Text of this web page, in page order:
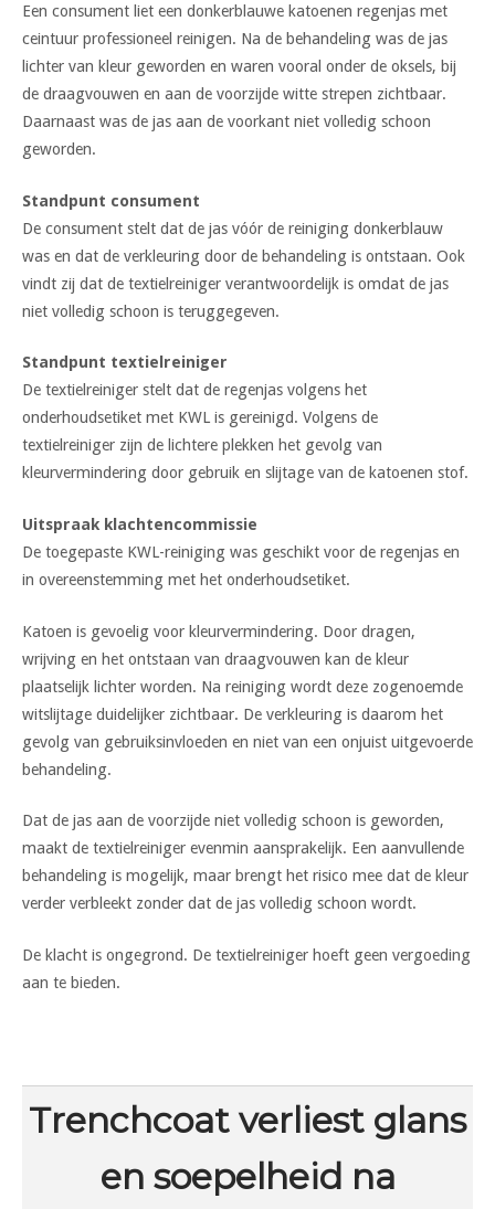
Een consument liet een donkerblauwe katoenen regenjas met
ceintuur professioneel reinigen. Na de behandeling was de jas
lichter van kleur geworden en waren vooral onder de oksels, bij
de draagvouwen en aan de voorzijde witte strepen zichtbaar.
Daarnaast was de jas aan de voorkant niet volledig schoon
geworden.
Standpunt consument
De consument stelt dat de jas vóór de reiniging donkerblauw
was en dat de verkleuring door de behandeling is ontstaan. Ook
vindt zij dat de textielreiniger verantwoordelijk is omdat de jas
niet volledig schoon is teruggegeven.
Standpunt textielreiniger
De textielreiniger stelt dat de regenjas volgens het
onderhoudsetiket met KWL is gereinigd. Volgens de
textielreiniger zijn de lichtere plekken het gevolg van
kleurvermindering door gebruik en slijtage van de katoenen stof.
Uitspraak klachtencommissie
De toegepaste KWL-reiniging was geschikt voor de regenjas en
in overeenstemming met het onderhoudsetiket.
Katoen is gevoelig voor kleurvermindering. Door dragen,
wrijving en het ontstaan van draagvouwen kan de kleur
plaatselijk lichter worden. Na reiniging wordt deze zogenoemde
witslijtage duidelijker zichtbaar. De verkleuring is daarom het
gevolg van gebruiksinvloeden en niet van een onjuist uitgevoerde
behandeling.
Dat de jas aan de voorzijde niet volledig schoon is geworden,
maakt de textielreiniger evenmin aansprakelijk. Een aanvullende
behandeling is mogelijk, maar brengt het risico mee dat de kleur
verder verbleekt zonder dat de jas volledig schoon wordt.
De klacht is ongegrond. De textielreiniger hoeft geen vergoeding
aan te bieden.
Trenchcoat verliest glans
en soepelheid na